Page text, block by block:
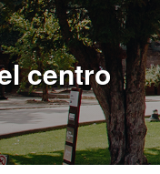
centro